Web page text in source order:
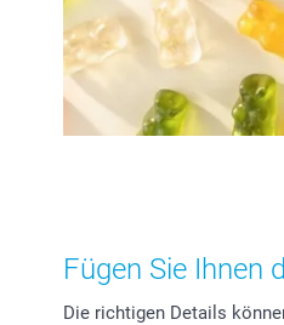
Fügen Sie Ihnen
Die richtigen Details